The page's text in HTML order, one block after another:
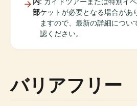
部ケットが必要となる場合があ
ますので、最新の詳細につい
認ください。
バリアフリー